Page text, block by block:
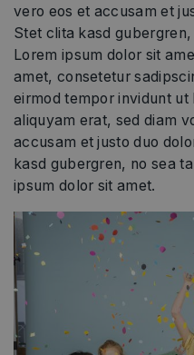
vero eos et accusam et
Stet clita kasd
Lorem ipsum dolor sit
amet, consetetur
eirmod tempor invidunt
aliquyam erat, sed diam
accusam et justo duo
kasd gubergren, no sea
ipsum dolor sit amet.